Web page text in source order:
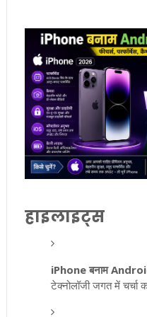
हाइलाइट्स
iPhone बनाम
टेक्नोलॉजी जगत में चर्चा